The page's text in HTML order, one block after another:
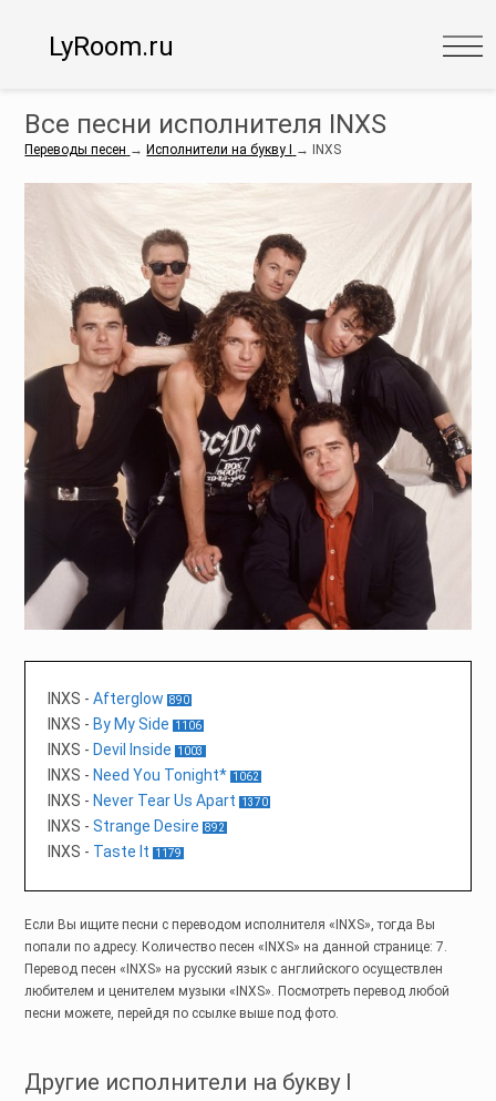
LyRoom.ru
Все песни исполнителя INXS
Переводы песен → Исполнители на букву I → INXS
INXS -Afterglow 890
INXS - By My Side 1106
INXS - Devil Inside 1003
INXS - Need You Tonight* 1062
INXS - Never Tear Us Apart 1370
INXS -Strange Desire 892
INXS - Taste It 1179
Если Вы ищите песни с переводом исполнителя «INXS», тогда Вы
попали по адресу. Количество песен «INXS» на данной странице: 7.
Перевод песен «INXS» на русский язык с английского осуществлен
любителем и ценителем музыки «INXS». Посмотреть перевод любой
песни можете, перейдя по ссылке выше под фото.
Другие исполнители на букву I